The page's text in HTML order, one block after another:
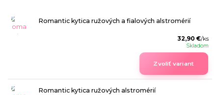
Romantic kytica ružových a fialových alstromérií
32,90 €/ks
Skladom
Zvoliť variant
Romantic kytica ružových alstromérií